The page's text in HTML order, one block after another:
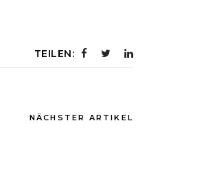
TEILEN:
NÄCHSTER ARTIKEL